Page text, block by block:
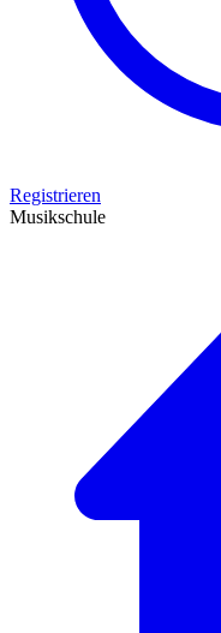
Registrieren
Musikschule